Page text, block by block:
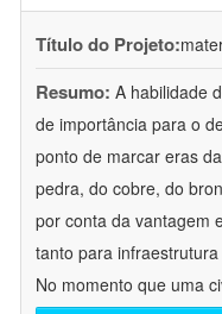
Título do Projeto:
Resumo: A habilidade
de importância para o
ponto de marcar eras
pedra, do cobre, do
por conta da vantagem
tanto para
No momento que uma